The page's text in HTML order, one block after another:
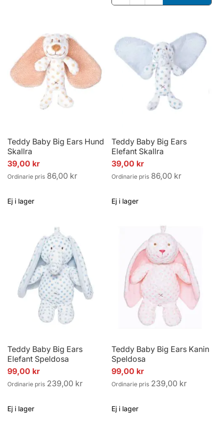
Teddy Baby Big Ears Hund
Skallra
Specialpris
39,00 kr
Ordinarie pris 86,00 kr
Ej i lager
Teddy Baby Big Ears
Elefant Skallra
Specialpris
39,00 kr
Ordinarie pris 86,00 kr
Ej i lager
Teddy Baby Big Ears
Elefant Speldosa
Specialpris
99,00 kr
Ordinarie pris 239,00 kr
Ej i lager
Teddy Baby Big Ears Kanin
Speldosa
Specialpris
99,00 kr
Ordinarie pris 239,00 kr
Ej i lager